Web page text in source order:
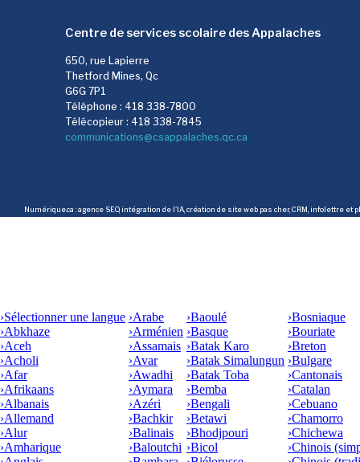
Centre de services scolaire des Appalaches
650, rue Lapierre
Thetford Mines, Qc
G6G 7P1
Téléphone : 418 338-7800
Télécopieur : 418 338-7845
communications@csappalaches.qc.ca
Numérique.ca : agence SEO, intégration de l'IA création de site web pas cher, CRM infolettre et